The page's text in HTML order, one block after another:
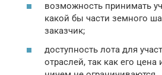
возможность принимать
какой бы части земного
заказчик;
доступность лота для
отраслей, так как его